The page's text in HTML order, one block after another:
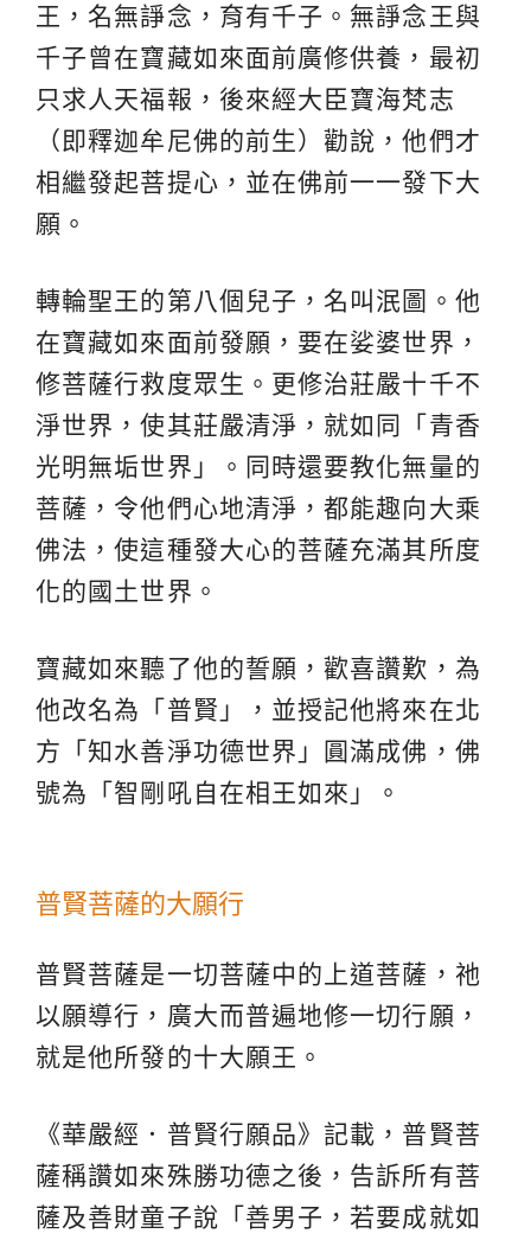
王，名無諍念，育有千子。無諍念王與
千子曾在寶藏如來面前廣修供養，最初
只求人天福報，後來經大臣寶海梵志
（即釋迦牟尼佛的前生）勸說，他們才
相繼發起菩提心，並在佛前一一發下大
願。
轉輪聖王的第八個兒子，名叫泯圖。他
在寶藏如來面前發願，要在娑婆世界，
修菩薩行救度眾生。更修治莊嚴十千不
淨世界，使其莊嚴清淨，就如同「青香
光明無垢世界」。同時還要教化無量的
菩薩，令他們心地清淨，都能趣向大乘
佛法，使這種發大心的菩薩充滿其所度
化的國土世界。
寶藏如來聽了他的誓願，歡喜讚歎，為
他改名為「普賢」，並授記他將來在北
方「知水善淨功德世界」圓滿成佛，佛
號為「智剛吼自在相王如來」。
普賢菩薩的大願行
普賢菩薩是一切菩薩中的上道菩薩，祂
以願導行，廣大而普遍地修一切行願，
就是他所發的十大願王。
《華嚴經．普賢行願品》記載，普賢菩
薩稱讚如來殊勝功德之後，告訴所有菩
薩及善財童子說「善男子，若要成就如